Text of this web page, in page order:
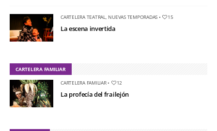
CARTELERA TEATRAL, NUEVAS TEMPORADAS • 15
La escena invertida
CARTELERA FAMILIAR
CARTELERA FAMILIAR• 12
La profecía del frailejón